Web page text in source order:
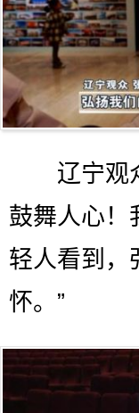
辽宁观众
鼓舞人心！
轻人看到，
怀。”